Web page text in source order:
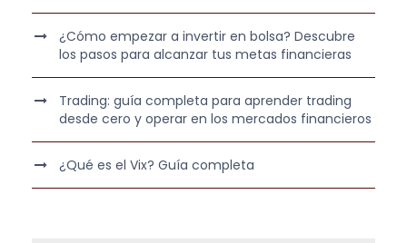
¿Cómo empezar a invertir en bolsa? Descubre
los pasos para alcanzar tus metas financieras
Trading: guía completa para aprender trading
desde cero y operar en los mercados financieros
¿Qué es el Vix? Guía completa